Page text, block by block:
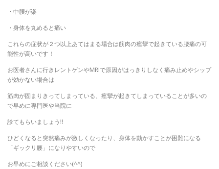
・中腰が楽
・身体を丸めると痛い
これらの症状が２つ以上あてはまる場合は筋肉の痙攣で起きている腰痛の可
能性が高いです！
お医者さんに行きレントゲンやMRIで原因がはっきりしなく痛み止めやシップ
が効かない場合は
筋肉が固まりきってしまっている、痙攣が起きてしまっていることが多いの
で早めに専門医や当院に
診てもらいましょう!!
ひどくなると突然痛みが激しくなったり、身体を動かすことが困難になる
「ギックリ腰」になりやすいので
お早めにご相談ください(^^)